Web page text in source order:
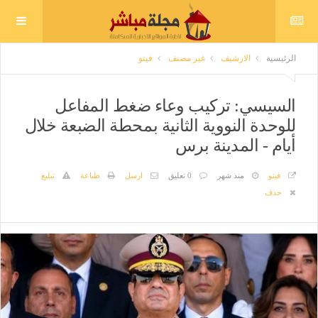
الرئيسية الارشيف غير مصنف فيتو
السيسي: تركيب وعاء ضغط المفاعل
للوحدة النووية الثانية بمحطة الضبعة خلال
أيام - المدينة برس
فيتو منذ شهر 0 تعليق ارسل طباعة
تبليغ
حذف